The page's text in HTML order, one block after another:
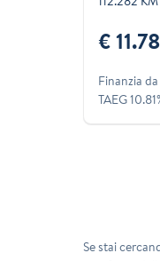
€
Finanzia
TAEG
Se stai